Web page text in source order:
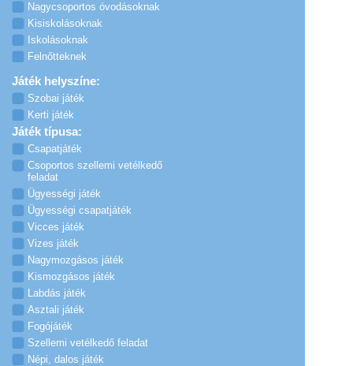
Nagycsoportos óvodásoknak
Kisiskolásoknak
Iskolásoknak
Felnőtteknek
Játék helyszíne:
Szobai játék
Kerti játék
Játék típusa:
Csapatjáték
Csoportos szellemi vetélkedő
feladat
Ügyességi játék
Ügyességi csapatjáték
Vicces játék
Vizes játék
Nagymozgásos játék
Kismozgásos játék
Labdás játék
Asztali játék
Fogójáték
Szellemi vetélkedő feladat
Népi, dalos játék